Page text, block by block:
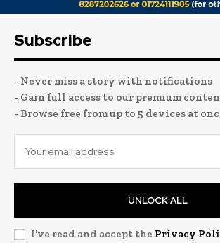
Subscribe
- Never miss a story with notifications
- Gain full access to our premium
- Browse free from up to 5 devices at
UNLOCK ALL
I've read and accept the Privacy